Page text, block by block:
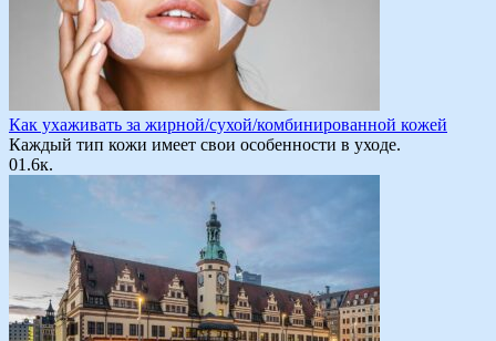
Как ухаживать за жирной/сухой/комбинированной кожей
Каждый тип кожи имеет свои особенности в уходе.
01.6к.